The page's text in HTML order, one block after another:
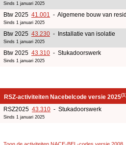
Sinds 1 januari 2025
Btw 2025 41.001 - Algemene bouw van
Sinds 1 januari 2025
Btw 2025 43.230 - Installatie van isolatie
Sinds 1 januari 2025
Btw 2025 43.310 - Stukadoorswerk
Sinds 1 januari 2025
RSZ-activiteiten Nacebelcode versie 2025
RSZ2025 43.310 - Stukadoorswerk
Sinds 1 januari 2025